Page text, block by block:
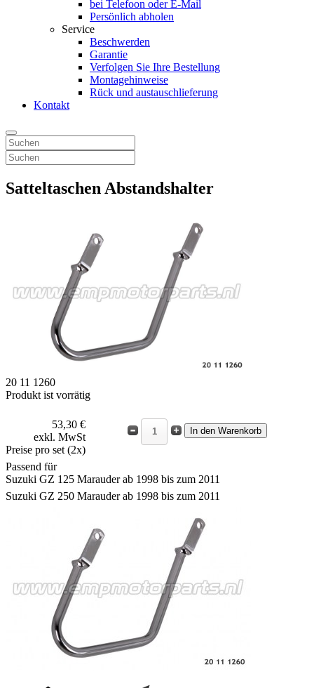
bei Telefoon oder E-Mail
Persönlich abholen
Service
Beschwerden
Garantie
Verfolgen Sie Ihre Bestellung
Montagehinweise
Rück und austauschlieferung
Kontakt
Satteltaschen Abstandshalter
20 11 1260
Produkt ist vorrätig
53,30 €
exkl. MwSt
Preise pro set (2x)
Passend für
Suzuki GZ 125 Marauder ab 1998 bis zum 2011
Suzuki GZ 250 Marauder ab 1998 bis zum 2011